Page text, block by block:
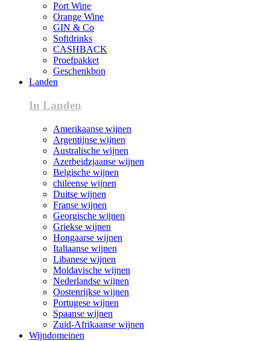
Port Wine
Orange Wine
GIN & Co
Softdrinks
CASHBACK
Proefpakket
Geschenkbon
Landen
In Landen
Amerikaanse wijnen
Argentijnse wijnen
Australische wijnen
Azerbeidzjaanse wijnen
Belgische wijnen
chileense wijnen
Duitse wijnen
Franse wijnen
Georgische wijnen
Griekse wijnen
Hongaarse wijnen
Italiaanse wijnen
Libanese wijnen
Moldavische wijnen
Nederlandse wijnen
Oostenrijkse wijnen
Portugese wijnen
Spaanse wijnen
Zuid-Afrikaanse wijnen
Wijndomeinen